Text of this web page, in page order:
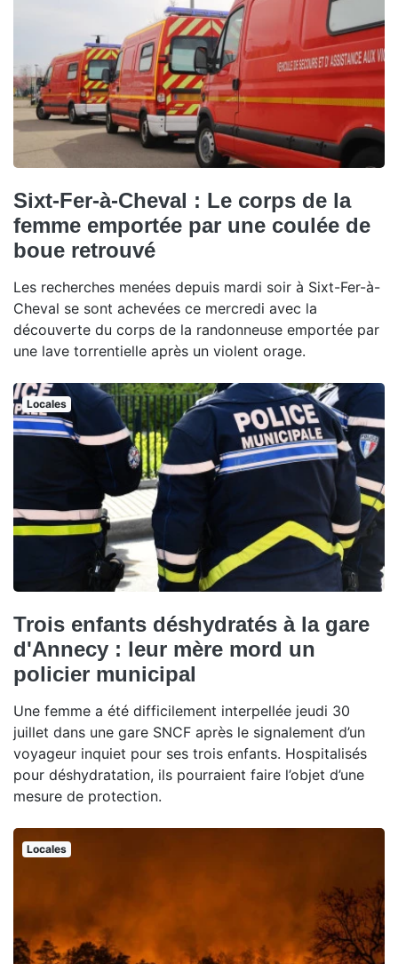
Sixt-Fer-à-Cheval : Le corps de la
femme emportée par une coulée de
boue retrouvé
Les recherches menées depuis mardi soir à Sixt-Fer-à-
Cheval se sont achevées ce mercredi avec la
découverte du corps de la randonneuse emportée par
une lave torrentielle après un violent orage.
Locales
Trois enfants déshydratés à la gare
d'Annecy : leur mère mord un
policier municipal
Une femme a été difficilement interpellée jeudi 30
juillet dans une gare SNCF après le signalement d’un
voyageur inquiet pour ses trois enfants. Hospitalisés
pour déshydratation, ils pourraient faire l’objet d’une
mesure de protection.
Locales